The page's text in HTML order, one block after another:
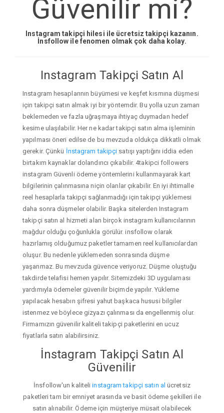
Güvenilir mi?
Instagram takipçi hilesi ile ücretsiz takipçi kazanın.
İnsfollow ile fenomen olmak çok daha kolay.
Instagram Takipçi Satın Al
Instagram hesaplarının büyümesi ve keşfet kısmına düşmesi
için takipçi satın almak iyi bir yöntemdir. Bu yolla uzun zaman
beklemeden ve fazla uğraşmaya ihtiyaç duymadan hedef
kesime ulaşılabilir. Her ne kadar takipçi satın alma işleminin
yapılması öneri edilse de bu mevzuda oldukça dikkatli olmak
gerekir. Çünkü İnstagram takipçi satışı yaptığını iddia eden
birtakım kaynaklar dolandırıcı çıkabilir. 4takipci followers
instagram Güvenli ödeme yöntemlerini kullanmayarak kart
bilgilerinin çalınmasına niçin olanlar çıkabilir. En iyi ihtimalle
reel hesaplarla takipçi sağlanmadığı için takipçi yüklemesi
daha sonra düşmeler olabilir. Başka sitelerden Instagram
takipçi satın al hizmeti alan birçok instagram kullanıcılarının
mağdur olduğu çoğunlukla görülür. insfollow olarak
hazırlamış olduğumuz paketler tamamen reel kullanıcılardan
oluşur. Bu nedenle yüklemeden sonrasında düşme
yaşanmaz. Bu mevzuda güvence veriyoruz. Düşme oluştuğu
takdirde telafisi hemen yapılır. Sitemizdeki 3D uygulaması
yardımıyla ödemeler güvenilir biçimde yapılır. Yükleme
yapılacak hesabın şifresi yahut başkaca hususi bilgiler
istenmez ve böylece gizyazı çalınması da engellenmiş olur.
Firmamızın güvenilir kaliteli takipçi paketlerini en ucuz
fiyatlarla satın alabilirsiniz.
İnstagram Takipçi Satın Al
Güvenilir
İnsfollow'un kaliteliinstagram takipçi satın al ücretsiz
paketleri tam bir emniyet arasında ve basit ödeme şekilleri ile
satın alınabilir. Ödeme için müşteriye müsait olabilecek